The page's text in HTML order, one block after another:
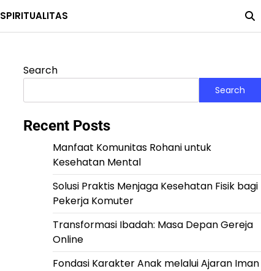
SPIRITUALITAS
Search
Search
Recent Posts
Manfaat Komunitas Rohani untuk
Kesehatan Mental
Solusi Praktis Menjaga Kesehatan Fisik bagi
Pekerja Komuter
Transformasi Ibadah: Masa Depan Gereja
Online
Fondasi Karakter Anak melalui Ajaran Iman